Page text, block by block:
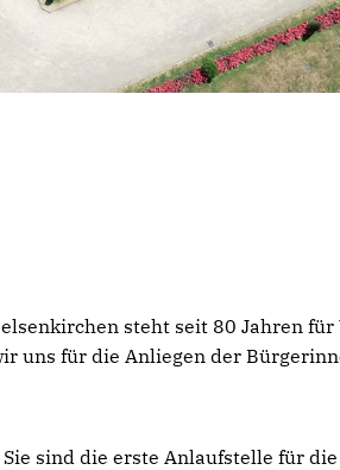
steht seit 80 Jahren
uns für die Anliegen der
sind die erste Anlaufstelle für